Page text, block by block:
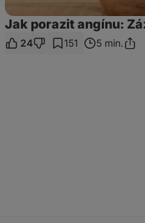
Jak porazit angínu:
24 151 5 min.Sdílet